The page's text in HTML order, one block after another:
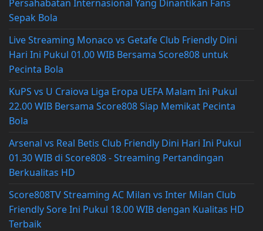
Persahabatan Internasional Yang Dinantikan Fans
Sepak Bola
Live Streaming Monaco vs Getafe Club Friendly Dini
Hari Ini Pukul 01.00 WIB Bersama Score808 untuk
Pecinta Bola
KuPS vs U Craiova Liga Eropa UEFA Malam Ini Pukul
22.00 WIB Bersama Score808 Siap Memikat Pecinta
Bola
Arsenal vs Real Betis Club Friendly Dini Hari Ini Pukul
01.30 WIB di Score808 - Streaming Pertandingan
Berkualitas HD
Score808TV Streaming AC Milan vs Inter Milan Club
Friendly Sore Ini Pukul 18.00 WIB dengan Kualitas HD
Terbaik